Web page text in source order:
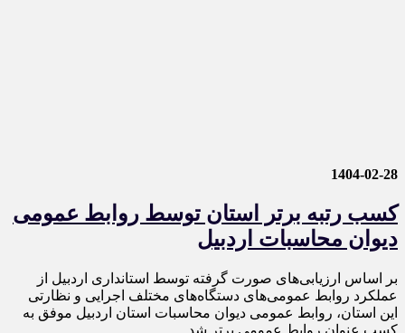
1404-02-28
کسب رتبه برتر استان توسط روابط عمومی
دیوان محاسبات اردبیل
بر اساس ارزیابی‌های صورت گرفته توسط استانداری اردبیل از
عملکرد روابط عمومی‌های دستگاه‌های مختلف اجرایی و نظارتی
این استان، روابط عمومی دیوان محاسبات استان اردبیل موفق به
کسب عنوان روابط عمومی برتر شد.